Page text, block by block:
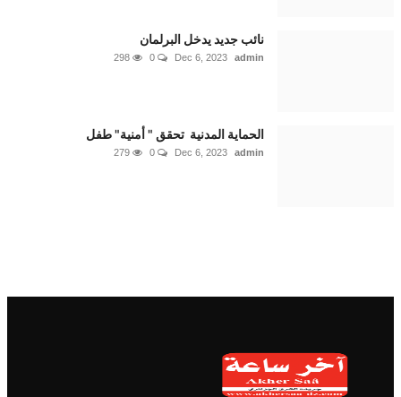
نائب جديد يدخل البرلمان
Dec 6, 2023
0
298
الحماية المدنية تحقق " أمنية" طفل
Dec 6, 2023
0
279